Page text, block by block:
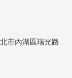
市內湖區瑞光路